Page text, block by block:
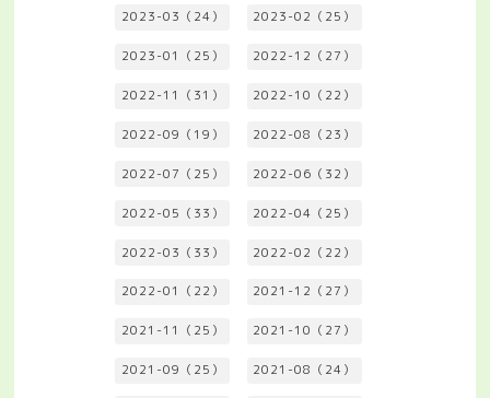
2023-03（24） 2023-02（25）
2023-01（25） 2022-12（27）
2022-11（31） 2022-10（22）
2022-09（19） 2022-08（23）
2022-07（25） 2022-06（32）
2022-05（33） 2022-04（25）
2022-03（33） 2022-02（22）
2022-01（22） 2021-12（27）
2021-11（25） 2021-10（27）
2021-09（25） 2021-08（24）